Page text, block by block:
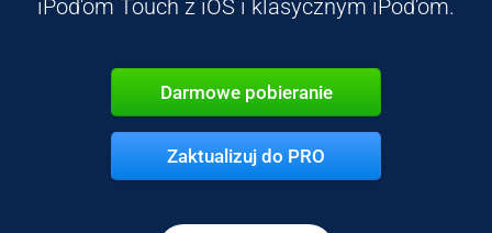
iPod'om Touch z iOS i klasycznym iPod'om.
Darmowe pobieranie
Zaktualizuj do PRO